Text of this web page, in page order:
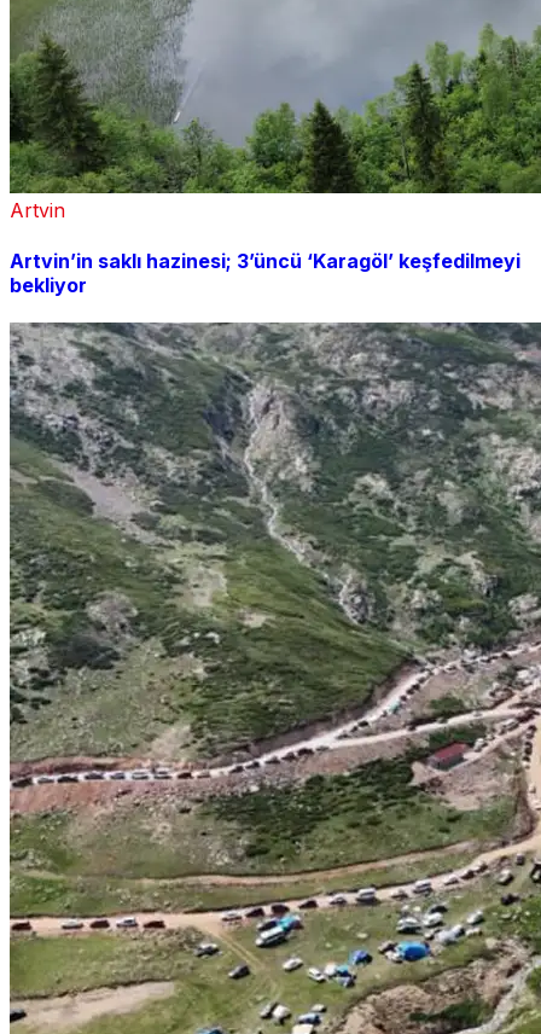
Artvin
Artvin’in saklı hazinesi; 3’üncü ‘Karagöl’ keşfedilmeyi
bekliyor